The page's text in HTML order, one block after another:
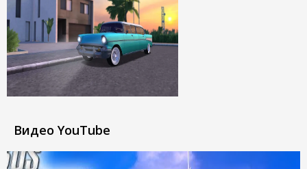
Видео YouTube